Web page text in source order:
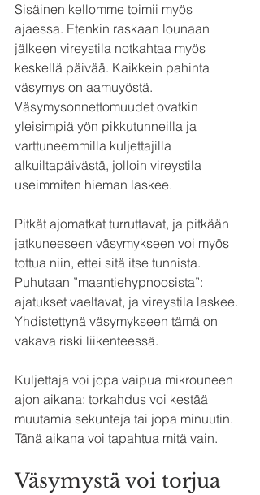
Sisäinen kellomme toimii myös
ajaessa. Etenkin raskaan lounaan
jälkeen vireystila notkahtaa myös
keskellä päivää. Kaikkein pahinta
väsymys on aamuyöstä.
Väsymysonnettomuudet ovatkin
yleisimpiä yön pikkutunneilla ja
varttuneemmilla kuljettajilla
alkuiltapäivästä, jolloin vireystila
useimmiten hieman laskee.
Pitkät ajomatkat turruttavat, ja pitkään
jatkuneeseen väsymykseen voi myös
tottua niin, ettei sitä itse tunnista.
Puhutaan ”maantiehypnoosista”:
ajatukset vaeltavat, ja vireystila laskee.
Yhdistettynä väsymykseen tämä on
vakava riski liikenteessä.
Kuljettaja voi jopa vaipua mikrouneen
ajon aikana: torkahdus voi kestää
muutamia sekunteja tai jopa minuutin.
Tänä aikana voi tapahtua mitä vain.
Väsymystä voi torjua